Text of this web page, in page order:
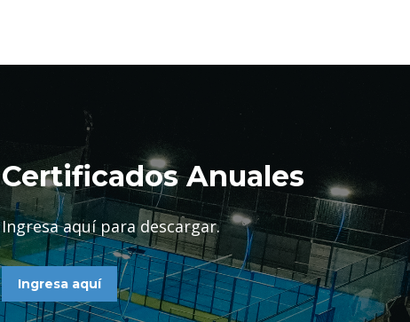
Certificados Anuales
Ingresa aquí para descargar.
Ingresa aquí